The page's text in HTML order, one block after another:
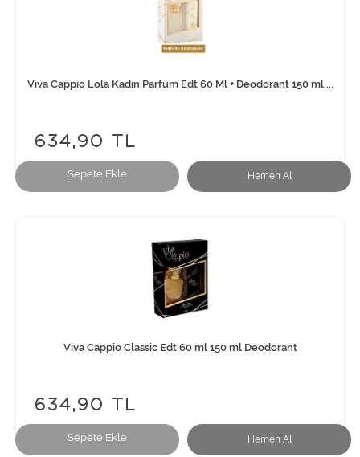
Sepete Ekle Hemen Al
Viva Cappio Lola Kadın Parfüm Edt 60 Ml + Deodorant 150 ml ...
634,90 TL
Sepete Ekle Hemen Al
Viva Cappio Classic Edt 60 ml 150 ml Deodorant
634,90 TL